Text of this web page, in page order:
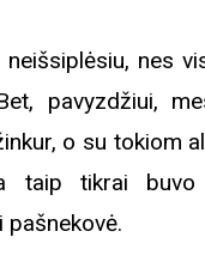
nes
pavyzdžiui,
o su tokiom
taip tikrai